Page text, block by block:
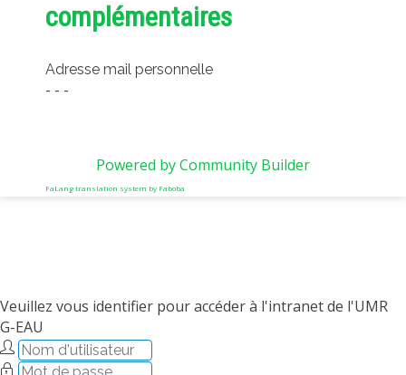
complémentaires
Adresse mail personnelle
- - -
Powered by Community Builder
FaLang translation system by Faboba
Veuillez vous identifier pour accéder à l'intranet de l'UMR
G-EAU